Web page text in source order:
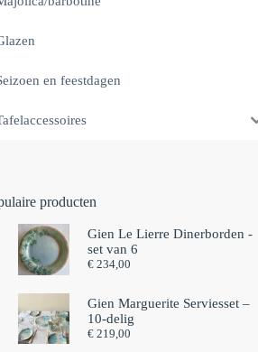
en feestdagen
producten
Gien Le Lierre Dinerborden -
set van 6
€234,00
Gien Marguerite Serviesset –
10-delig
€219,00